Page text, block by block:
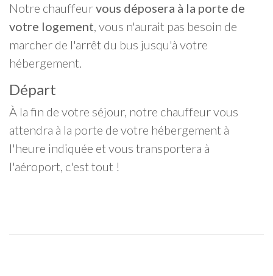
Notre chauffeurvous déposera à la porte de
votre logement, vous n'aurait pas besoin de
marcher de l'arrêt du bus jusqu'à votre
hébergement.
Départ
À la fin de votre séjour, notre chauffeur vous
attendra à la porte de votre hébergement à
l'heure indiquée et vous transportera à
l'aéroport, c'est tout !